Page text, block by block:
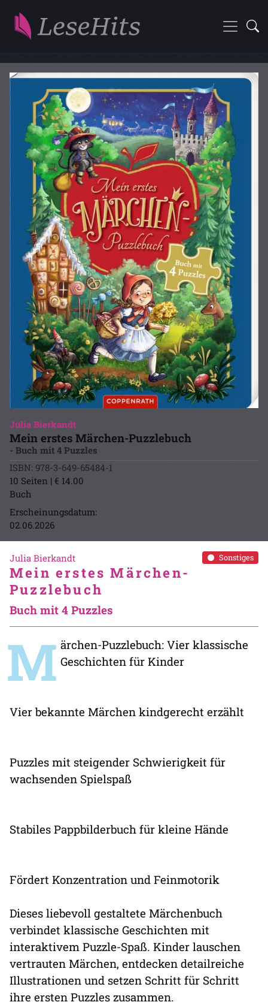
Julia Bierkandt
Mein erstes Märchen-Puzzlebuch
- Buch mit 4 Puzzles
ISBN: 978-3-649-65484-1
10 Seiten | € 14.00
Buch
Erscheinungsdatum:
02.06.2026
Sonstiges
Julia Bierkandt
Mein erstes Märchen-
Puzzlebuch
Buch mit 4 Puzzles
M ärchen-Puzzlebuch: Vier klassische
Geschichten für Kinder
Vier bekannte Märchen kindgerecht erzählt
Puzzles mit steigender Schwierigkeit für
wachsenden Spielspaß
Stabiles Pappbilderbuch für kleine Hände
Fördert Konzentration und Feinmotorik
Dieses liebevoll gestaltete Märchenbuch
verbindet klassische Geschichten mit
interaktivem Puzzle-Spaß. Kinder lauschen
vertrauten Märchen, entdecken detailreiche
Illustrationen und setzen Schritt für Schritt
ihre ersten Puzzles zusammen.